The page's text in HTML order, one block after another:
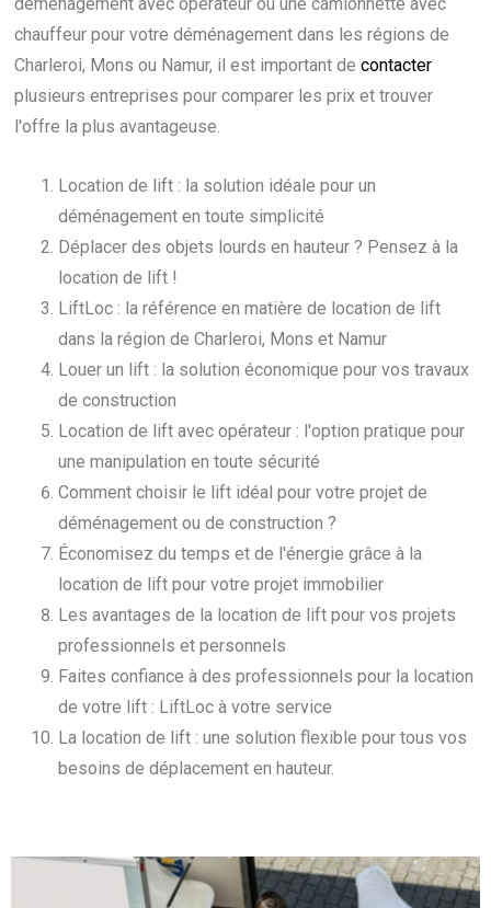
chauffeur pour votre déménagement dans les régions de
Charleroi, Mons ou Namur, il est important de contacter
plusieurs entreprises pour comparer les prix et trouver
l'offre la plus avantageuse.
Location de lift : la solution idéale pour un
déménagement en toute simplicité
Déplacer des objets lourds en hauteur ? Pensez à la
location de lift !
LiftLoc : la référence en matière de location de lift
dans la région de Charleroi, Mons et Namur
Louer un lift : la solution économique pour vos travaux
de construction
Location de lift avec opérateur : l'option pratique pour
une manipulation en toute sécurité
Comment choisir le lift idéal pour votre projet de
déménagement ou de construction ?
Économisez du temps et de l'énergie grâce à la
location de lift pour votre projet immobilier
Les avantages de la location de lift pour vos projets
professionnels et personnels
Faites confiance à des professionnels pour la location
de votre lift : LiftLoc à votre service
La location de lift : une solution flexible pour tous vos
besoins de déplacement en hauteur.